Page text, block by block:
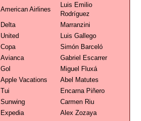
American Airlines
Luis Emilio
Rodríguez
Delta
Marranzini
United
Luis Gallego
Copa
Simón Barceló
Avianca
Gabriel Escarrer
Gol
Miguel Fluxá
Apple Vacations
Abel Matutes
Tui
Encarna Piñero
Sunwing
Carmen Riu
Expedia
Alex Zozaya